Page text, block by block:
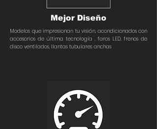
Mejor Diseño
Modelos que impresionan tu visión, acondicionados con
accesorios de última tecnología , faros LED, frenos de
disco ventilados, llantas tubulares anchas